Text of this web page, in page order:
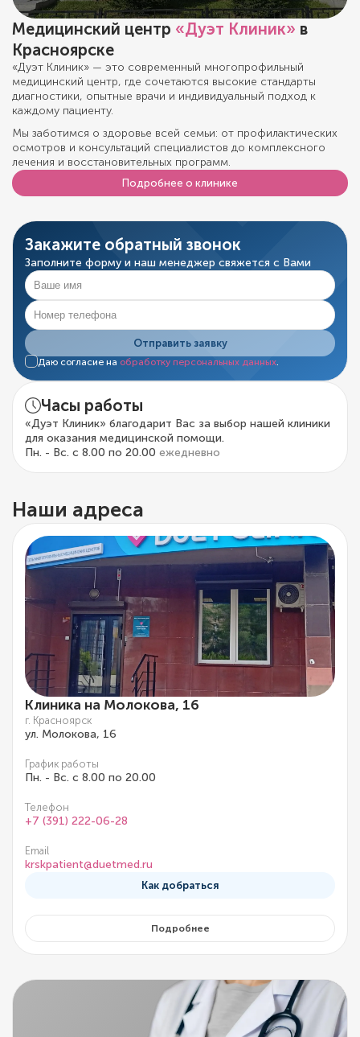
Медицинский центр «Дуэт Клиник» в
Красноярске
«Дуэт Клиник» — это современный многопрофильный
медицинский центр, где сочетаются высокие стандарты
диагностики, опытные врачи и индивидуальный подход к
каждому пациенту.
Мы заботимся о здоровье всей семьи: от профилактических
осмотров и консультаций специалистов до комплексного
лечения и восстановительных программ.
Подробнее о клинике
Закажите обратный звонок
Заполните форму и наш менеджер свяжется с Вами
Отправить заявку
Даю согласие на обработку персональных данных.
Часы работы
«Дуэт Клиник» благодарит Вас за выбор нашей клиники
для оказания медицинской помощи.
Пн. - Вс. с 8.00 по 20.00 ежедневно
Наши адреса
Клиника на Молокова, 16
г. Красноярск
ул. Молокова, 16
График работы
Пн. - Вс. с 8.00 по 20.00
Телефон
+7 (391) 222-06-28
Email
krskpatient@duetmed.ru
Как добраться
Подробнее